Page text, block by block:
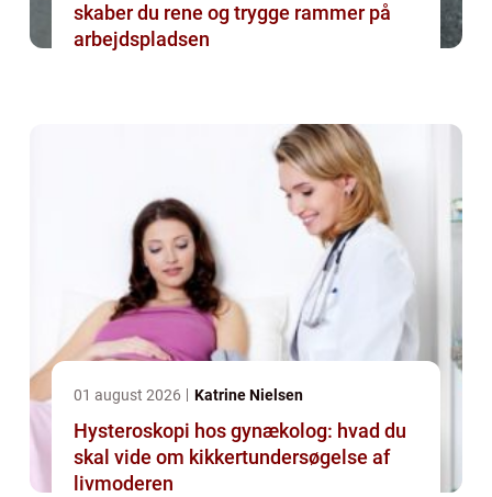
skaber du rene og trygge rammer på
arbejdspladsen
01 august 2026 Katrine Nielsen
Hysteroskopi hos gynækolog: hvad du
skal vide om kikkertundersøgelse af
livmoderen